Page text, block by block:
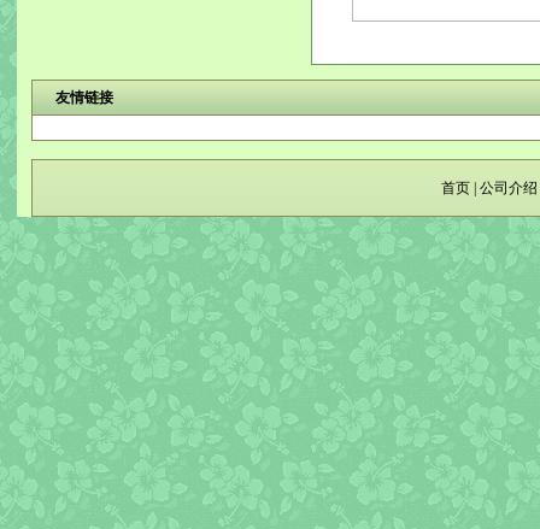
友情链接
首页 公司介绍